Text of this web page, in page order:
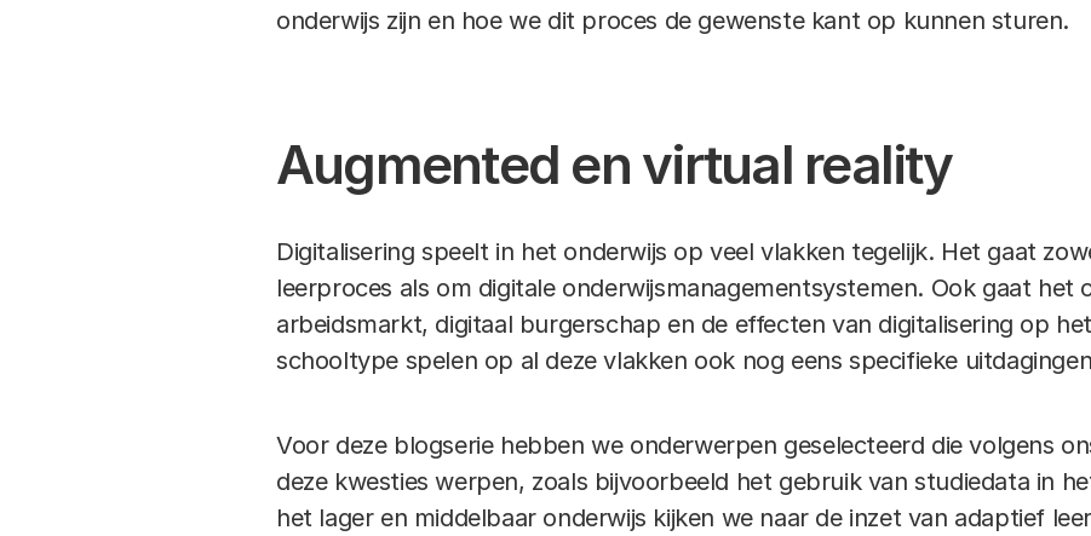
onderwijs zijn en hoe we dit proces de gewenste kant op kunnen sturen.
Augmented en virtual reality
Digitalisering speelt in het onderwijs op veel vlakken tegelijk. Het gaat
leerproces als om digitale onderwijsmanagementsystemen. Ook gaat het
arbeidsmarkt, digitaal burgerschap en de effecten van digitalisering op
schooltype spelen op al deze vlakken ook nog eens specifieke
Voor deze blogserie hebben we onderwerpen geselecteerd die volgens
deze kwesties werpen, zoals bijvoorbeeld het gebruik van studiedata in
het lager en middelbaar onderwijs kijken we naar de inzet van adaptief